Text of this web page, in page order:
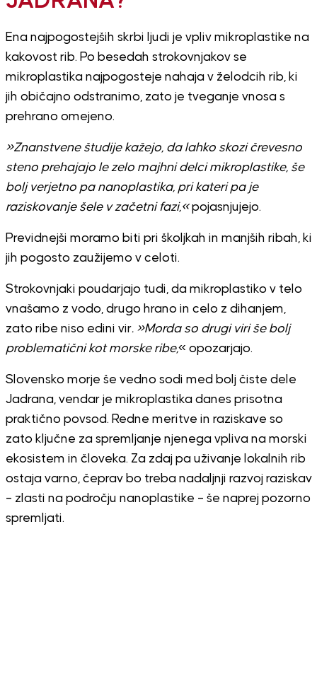
Ena najpogostejših skrbi ljudi je vpliv mikroplastike na
kakovost rib. Po besedah strokovnjakov se
mikroplastika najpogosteje nahaja v želodcih rib, ki
jih običajno odstranimo, zato je tveganje vnosa s
prehrano omejeno.
»Znanstvene študije kažejo, da lahko skozi črevesno
steno prehajajo le zelo majhni delci mikroplastike, še
bolj verjetno pa nanoplastika, pri kateri pa je
raziskovanje šele v začetni fazi,«pojasnjujejo.
Previdnejši moramo biti pri školjkah in manjših ribah, ki
jih pogosto zaužijemo v celoti.
Strokovnjaki poudarjajo tudi, da mikroplastiko v telo
vnašamo z vodo, drugo hrano in celo z dihanjem,
zato ribe niso edini vir. »Morda so drugi viri še bolj
problematični kot morske ribe,« opozarjajo.
Slovensko morje še vedno sodi med bolj čiste dele
Jadrana, vendar je mikroplastika danes prisotna
praktično povsod. Redne meritve in raziskave so
zato ključne za spremljanje njenega vpliva na morski
ekosistem in človeka. Za zdaj pa uživanje lokalnih rib
ostaja varno, čeprav bo treba nadaljnji razvoj raziskav
– zlasti na področju nanoplastike – še naprej pozorno
spremljati.